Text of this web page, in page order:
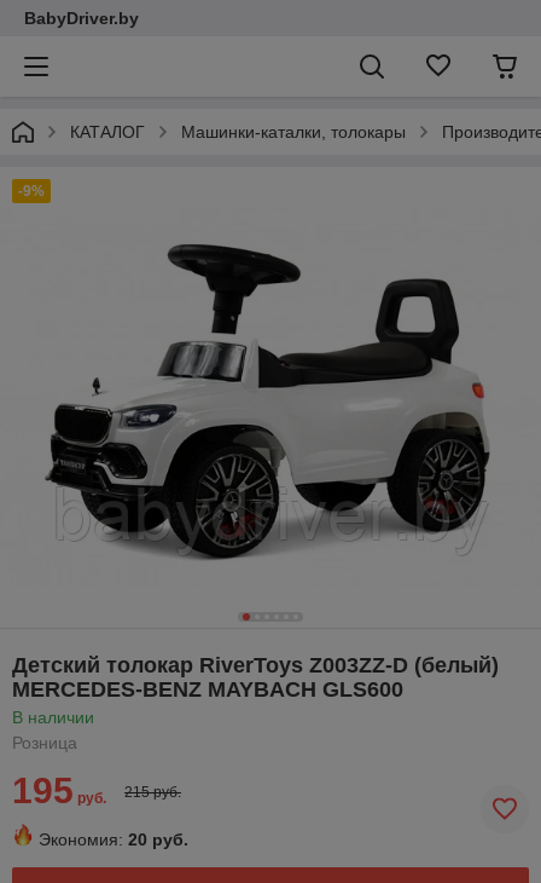
BabyDriver.by
КАТАЛОГ Машинки-каталки, толокары
-9%
Детский толокар RiverToys Z003ZZ-D (белый)
MERCEDES-BENZ MAYBACH GLS600
В наличии
Розница
195 руб. 215 руб.
Экономия: 20 руб.